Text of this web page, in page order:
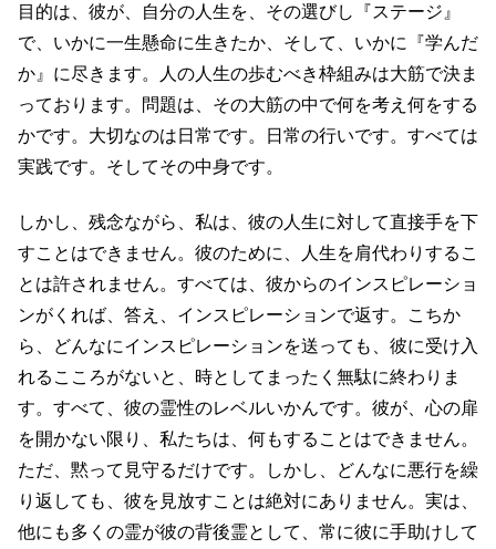
目的は、彼が、自分の人生を、その選びし『ステージ』
で、いかに一生懸命に生きたか、そして、いかに『学んだ
か』に尽きます。人の人生の歩むべき枠組みは大筋で決ま
っております。問題は、その大筋の中で何を考え何をする
かです。大切なのは日常です。日常の行いです。すべては
実践です。そしてその中身です。
しかし、残念ながら、私は、彼の人生に対して直接手を下
すことはできません。彼のために、人生を肩代わりするこ
とは許されません。すべては、彼からのインスピレーショ
ンがくれば、答え、インスピレーションで返す。こちか
ら、どんなにインスピレーションを送っても、彼に受け入
れるこころがないと、時としてまったく無駄に終わりま
す。すべて、彼の霊性のレベルいかんです。彼が、心の扉
を開かない限り、私たちは、何もすることはできません。
ただ、黙って見守るだけです。しかし、どんなに悪行を繰
り返しても、彼を見放すことは絶対にありません。実は、
他にも多くの霊が彼の背後霊として、常に彼に手助けして